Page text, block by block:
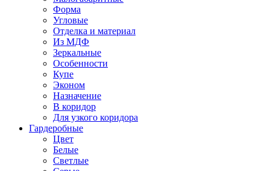
Форма
Угловые
Отделка и материал
Из МДФ
Зеркальные
Особенности
Купе
Эконом
Назначение
В коридор
Для узкого коридора
Гардеробные
Цвет
Белые
Светлые